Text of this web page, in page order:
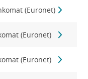
(Euronet)
(Euronet)
(Euronet)